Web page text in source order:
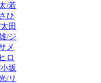
/若
ひ
田
/ジ
メ
ロ
坂
/リ